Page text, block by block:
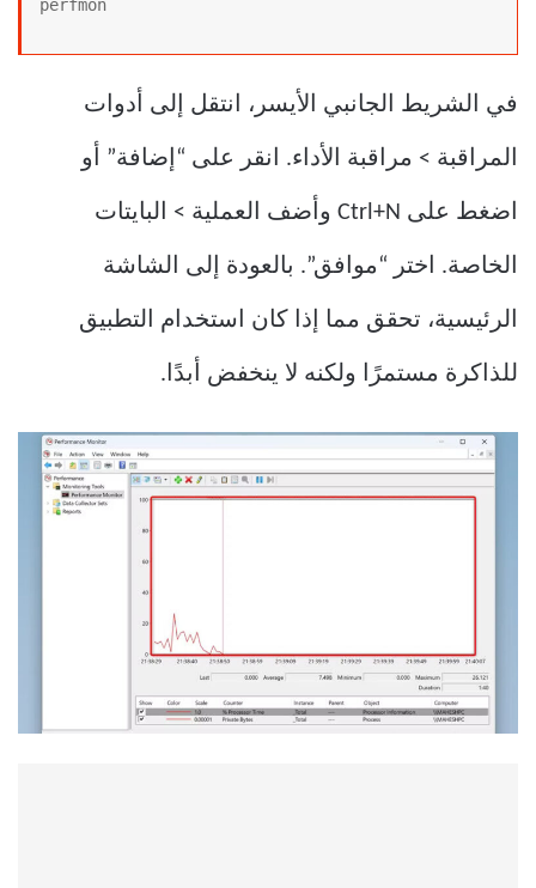
perfmon
في الشريط الجانبي الأيسر، انتقل إلى أدوات
المراقبة > مراقبة الأداء. انقر على “إضافة” أو
اضغط على Ctrl+N وأضف العملية > البايتات
الخاصة. اختر “موافق”. بالعودة إلى الشاشة
الرئيسية، تحقق مما إذا كان استخدام التطبيق
للذاكرة مستمرًا ولكنه لا ينخفض ​​أبدًا.